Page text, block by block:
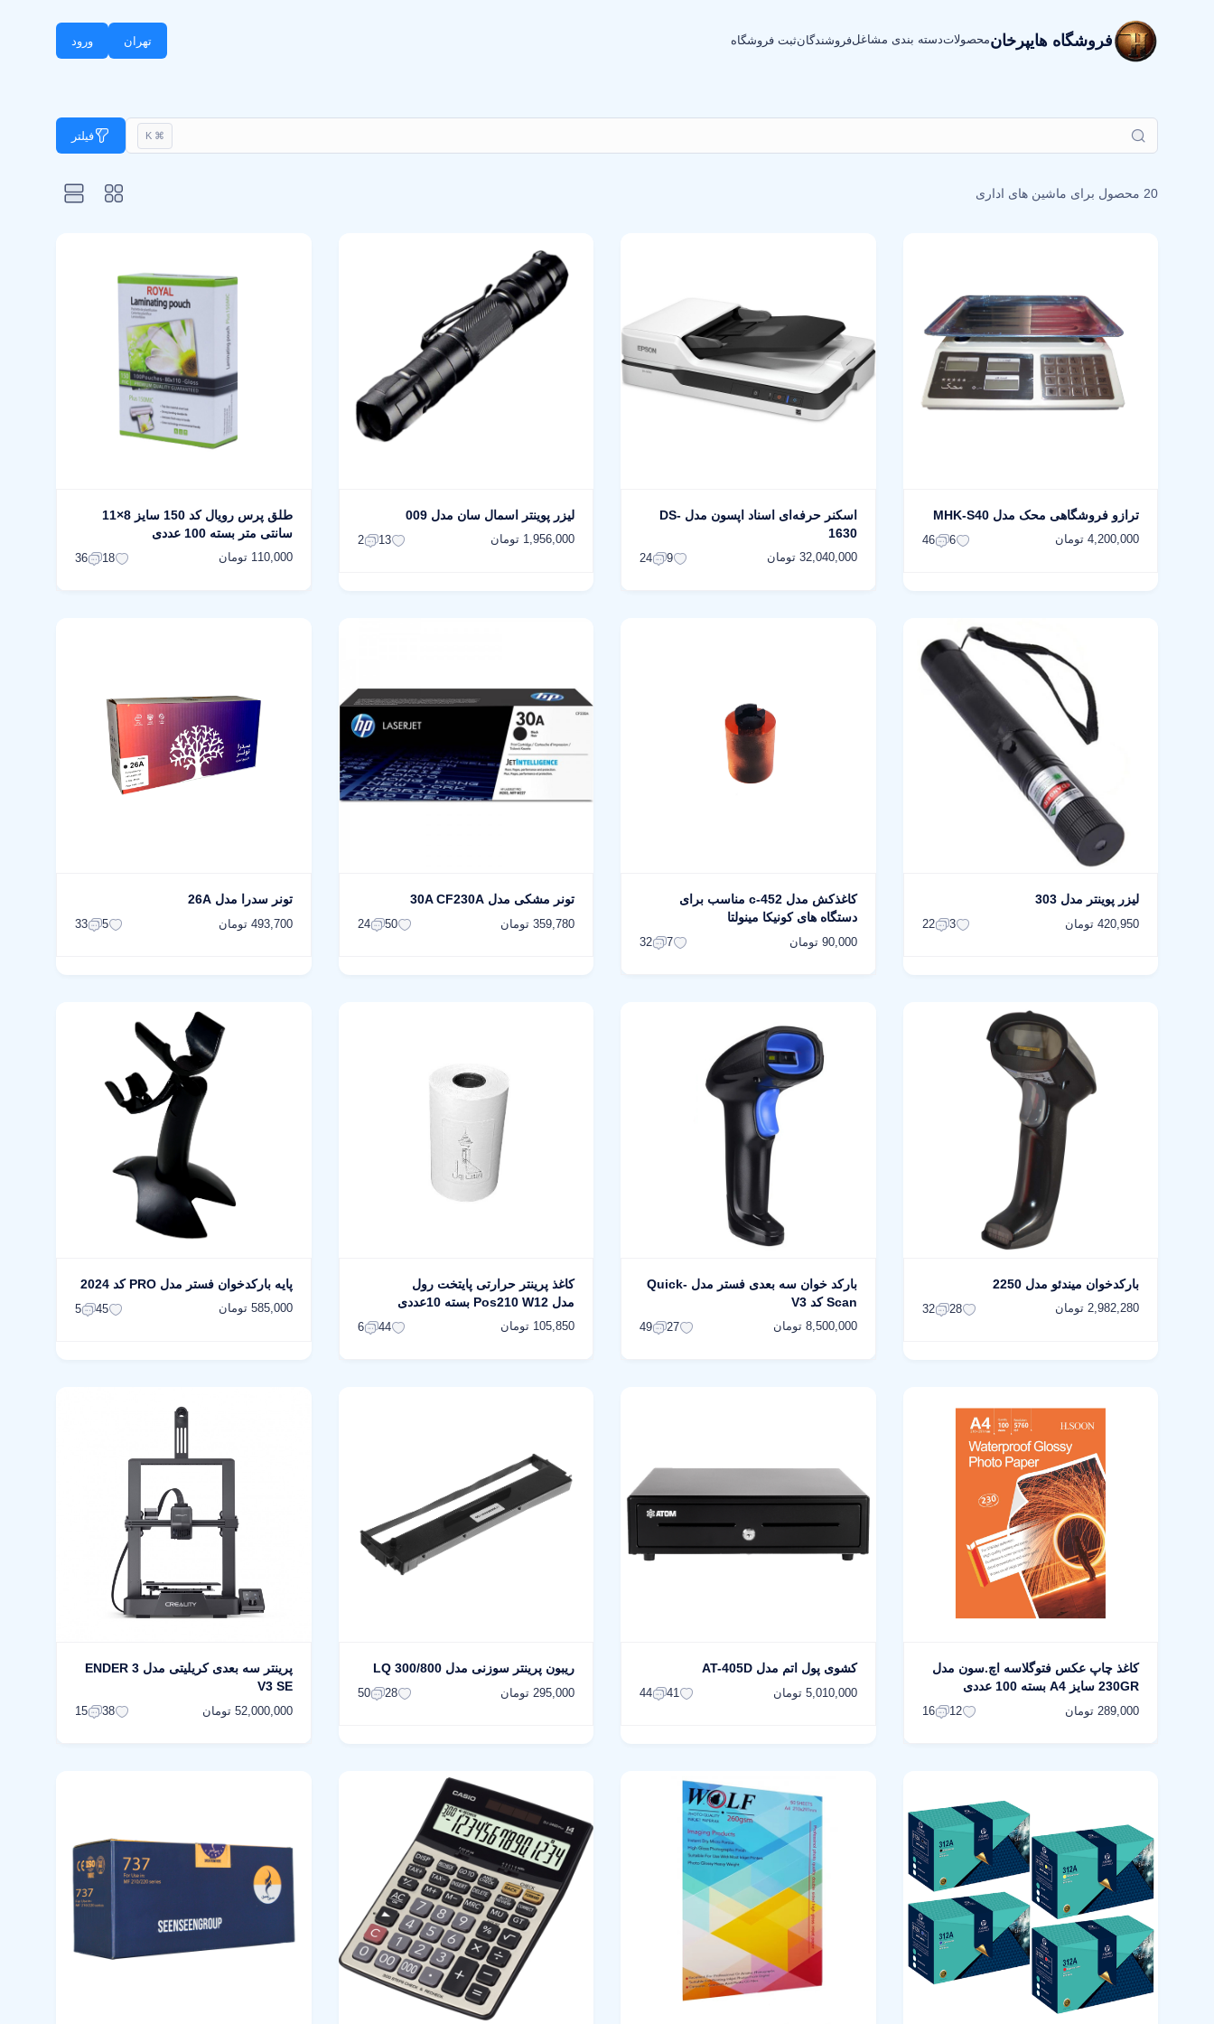
فروشگاه هایپرخانمحصولاتدسته بندی مشاغلفروشندگانثبت فروشگاه تهران ورود
⌘ K فیلتر
20 محصول برای ماشین های اداری
ترازو فروشگاهی محک مدل MHK-S40
4,200,000 تومان 6
46
اسکنر حرفه‌‌ای اسناد اپسون مدل DS-
1630
32,040,000 تومان 9
24
لیزر پوینتر اسمال سان مدل 009
1,956,000 تومان 13
2
طلق پرس رویال کد 150 سایز 8×11
سانتی متر بسته 100 عددی
110,000 تومان 18
36
لیزر پوینتر مدل 303
420,950 تومان 3
22
کاغذکش مدل c-452 مناسب برای
دستگاه های کونیکا مینولتا
90,000 تومان 7
32
تونر مشکی مدل 30A CF230A
359,780 تومان 50
24
تونر سدرا مدل 26A
493,700 تومان 5
33
بارکدخوان میندئو مدل 2250
2,982,280 تومان 28
32
بارکد خوان سه بعدی فستر مدل Quick-
Scan کد V3
8,500,000 تومان 27
49
کاغذ پرینتر حرارتی پایتخت رول
مدل Pos210 W12 بسته 10عددی
105,850 تومان 44
6
پایه بارکدخوان فستر مدل PRO کد 2024
585,000 تومان 45
5
کاغذ چاپ عکس فتوگلاسه اچ.سون مدل
230GR سایز A4 بسته 100 عددی
289,000 تومان 12
16
کشوی پول اتم مدل AT-405D
5,010,000 تومان 41
44
ریبون پرینتر سوزنی مدل LQ 300/800
295,000 تومان 28
50
پرینتر سه بعدی کریلیتی مدل ENDER 3
V3 SE
52,000,000 تومان 38
15